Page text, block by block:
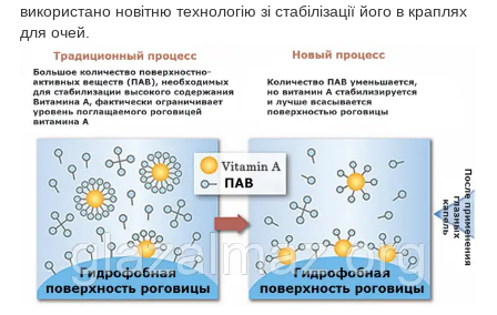
використано новітню технологію зі стабілізації його в краплях
для очей.